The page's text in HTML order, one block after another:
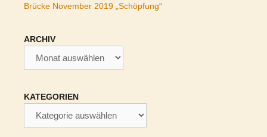
Brücke November 2019 „Schöpfung“
ARCHIV
KATEGORIEN